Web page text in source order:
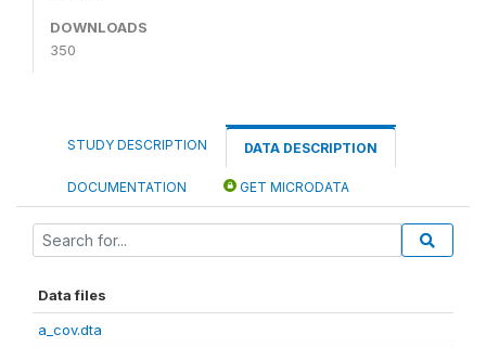
DOWNLOADS
350
STUDY DESCRIPTION DATA DESCRIPTION
DOCUMENTATION GET MICRODATA
Data files
a_cov.dta